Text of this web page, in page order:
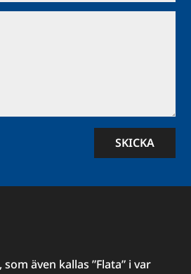
SKICKA
även kallas ”Flata” i var